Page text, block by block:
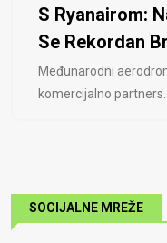
S Ryanairom:
Se Rekordan
Međunarodni
komercijalno partners..
SOCIJALNE MREŽE